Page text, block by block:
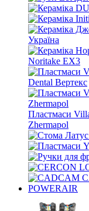
Україна
Noritake EX3
Dental Вертекс
Пластмаси
Zhermapol
POWERAIR